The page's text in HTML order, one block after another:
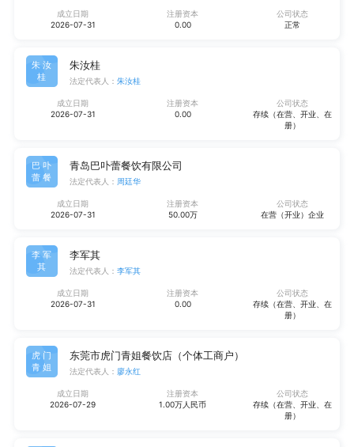
成立日期
2026-07-31
注册资本
0.00
公司状态
正常
朱汝
桂
朱汝桂
法定代表人： 朱汝桂
成立日期
2026-07-31
注册资本
0.00
公司状态
存续（在营、开业、在
册）
巴卟
蕾餐
青岛巴卟蕾餐饮有限公司
法定代表人： 周廷华
成立日期
2026-07-31
注册资本
50.00万
公司状态
在营（开业）企业
李军
其
李军其
法定代表人： 李军其
成立日期
2026-07-31
注册资本
0.00
公司状态
存续（在营、开业、在
册）
虎门
青姐
东莞市虎门青姐餐饮店（个体工商户）
法定代表人： 廖永红
成立日期
2026-07-29
注册资本
1.00万人民币
公司状态
存续（在营、开业、在
册）